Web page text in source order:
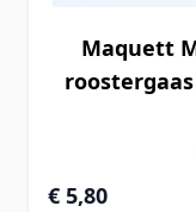
Maquett
roostergaas
€ 5,80